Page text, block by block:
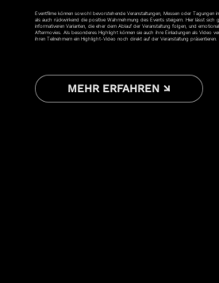
Eventfilme können sowohl bevorstehende Veranstaltungen, Messen oder Tagungen
als auch rückwirkend die positive Wahrnehmung des Events steigern. Hier lässt sich
informativeren Varianten, die eher dem Ablauf der Veranstaltung folgen, und
Aftermovies. Als besonderes Highlight können sie auch ihre Einladungen als Video
ihren Teilnehmern ein Highlight-Video noch direkt auf der Veranstaltung präsentieren.
MEHR ERFAHREN ↘